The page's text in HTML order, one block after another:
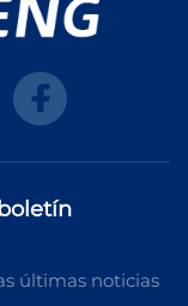
últimas noticias